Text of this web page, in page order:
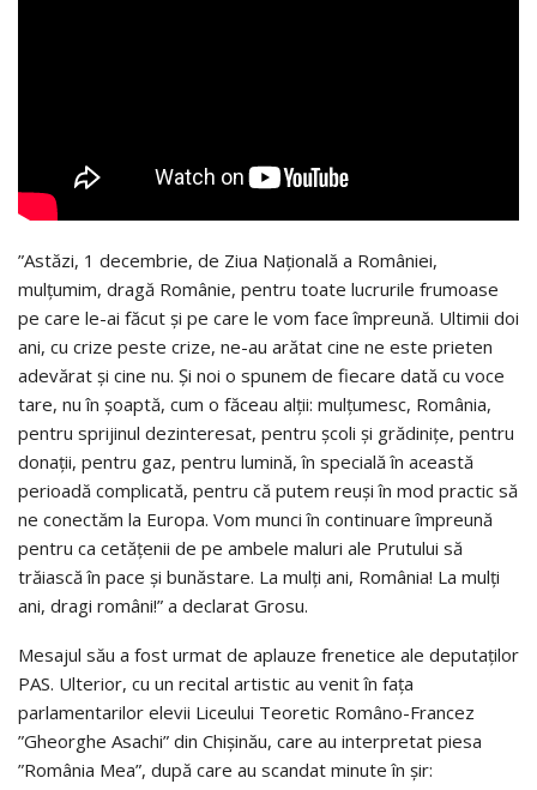
”Astăzi, 1 decembrie, de Ziua Națională a României,
mulțumim, dragă Românie, pentru toate lucrurile frumoase
pe care le-ai făcut și pe care le vom face împreună. Ultimii doi
ani, cu crize peste crize, ne-au arătat cine ne este prieten
adevărat și cine nu. Și noi o spunem de fiecare dată cu voce
tare, nu în șoaptă, cum o făceau alții: mulțumesc, România,
pentru sprijinul dezinteresat, pentru școli și grădinițe, pentru
donații, pentru gaz, pentru lumină, în specială în această
perioadă complicată, pentru că putem reuși în mod practic să
ne conectăm la Europa. Vom munci în continuare împreună
pentru ca cetățenii de pe ambele maluri ale Prutului să
trăiască în pace și bunăstare. La mulți ani, România! La mulți
ani, dragi români!” a declarat Grosu.
Mesajul său a fost urmat de aplauze frenetice ale deputaților
PAS. Ulterior, cu un recital artistic au venit în fața
parlamentarilor elevii Liceului Teoretic Româno-Francez
”Gheorghe Asachi” din Chișinău, care au interpretat piesa
”România Mea”, după care au scandat minute în șir: